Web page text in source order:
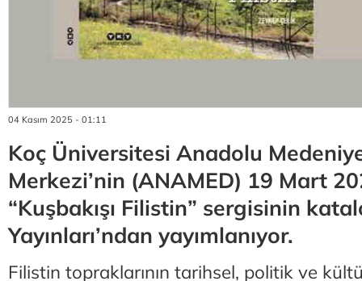
04 Kasım 2025 - 01:11
Koç Üniversitesi Anadolu
Merkezi’nin (ANAMED) 19 Mart
“Kuşbakışı Filistin” sergisinin
Yayınları’ndan yayımlanıyor.
Filistin topraklarının tarihsel, politik ve